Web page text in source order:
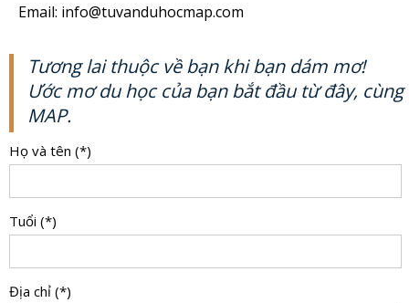
Email: info@tuvanduhocmap.com
Tương lai thuộc về bạn khi bạn dám mơ!
Ước mơ du học của bạn bắt đầu từ đây, cùng
MAP.
Họ và tên (*)
Tuổi (*)
Địa chỉ (*)